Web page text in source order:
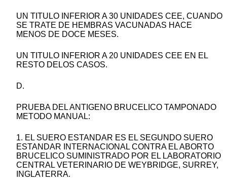
UN TITULO INFERIOR A 30 UNIDADES CEE, CUANDO
SE TRATE DE HEMBRAS VACUNADAS HACE
MENOS DE DOCE MESES.
UN TITULO INFERIOR A 20 UNIDADES CEE EN EL
RESTO DELOS CASOS.
D.
PRUEBA DEL ANTIGENO BRUCELICO TAMPONADO
METODO MANUAL:
1. EL SUERO ESTANDAR ES EL SEGUNDO SUERO
ESTANDAR INTERNACIONAL CONTRA EL ABORTO
BRUCELICO SUMINISTRADO POR EL LABORATORIO
CENTRAL VETERINARIO DE WEYBRIDGE, SURREY,
INGLATERRA.